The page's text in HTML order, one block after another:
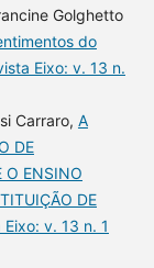
Golghetto
do
Eixo: v. 13 n.
Carraro, A
DE
O ENSINO
DE
Eixo: v. 13 n. 1